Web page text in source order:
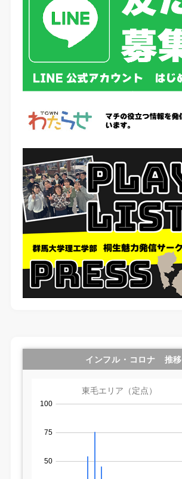
インフル・コロナ 推移